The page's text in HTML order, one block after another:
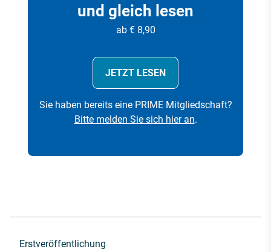
und gleich lesen
ab € 8,90
JETZT LESEN
Sie haben bereits eine PRIME Mitgliedschaft?
Bitte melden Sie sich hier an.
Erstveröffentlichung